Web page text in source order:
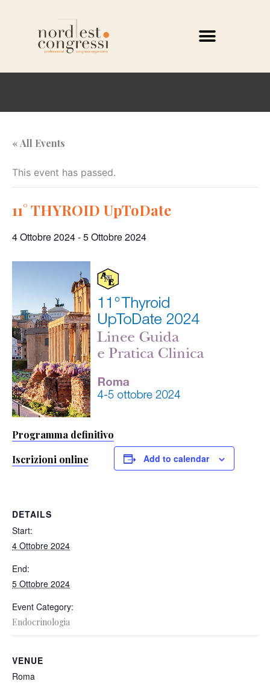
« All Events
This event has passed.
11° THYROID UpToDate
4 Ottobre 2024-5 Ottobre 2024
Programma definitivo
Iscrizioni online
Add to calendar
DETAILS
Start:
4 Ottobre 2024
End:
5 Ottobre 2024
Event Category:
Endocrinologia
VENUE
Roma